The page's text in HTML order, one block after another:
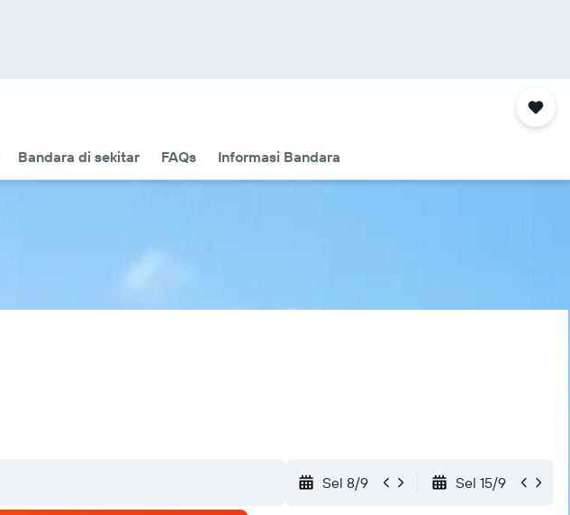
Bandara di sekitar FAQs Informasi Bandara
Sel 8/9 Sel 15/9